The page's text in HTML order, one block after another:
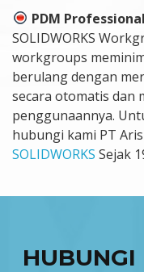
PDM Professional
SOLIDWORKS
workgroups
berulang dengan
secara otomatis dan
penggunaannya.
hubungi kami PT
SOLIDWORKS Sejak
HUBUNGI